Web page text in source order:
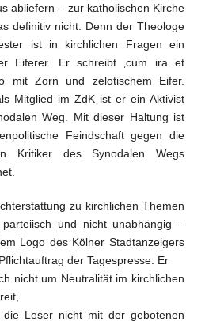
abliefern – zur katholischen Kirche
definitiv nicht. Denn der Theologe
ist in kirchlichen Fragen ein
Eiferer. Er schreibt ‚cum ira et
mit Zorn und zelotischem Eifer.
Mitglied im ZdK ist er ein Aktivist
Weg. Mit dieser Haltung ist
Feindschaft gegen die
Kritiker des Synodalen Wegs
zu kirchlichen Themen
und nicht unabhängig –
Logo des Kölner Stadtanzeigers
der Tagespresse. Er
nicht um Neutralität im kirchlichen
die Leser nicht mit der gebotenen